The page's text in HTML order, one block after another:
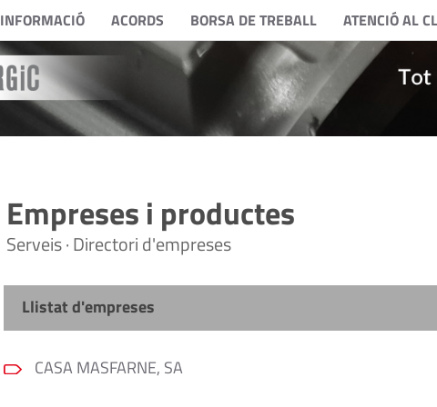
INFORMACIÓ ACORDS BORSA DE TREBALL ATENCIÓ AL
Empreses i productes
Serveis · Directori d'empreses
Llistat d'empreses
CASA MASFARNE, SA